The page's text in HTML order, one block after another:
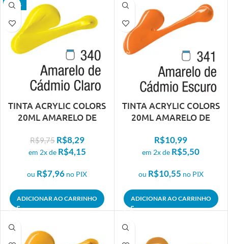
- 15%
TINTA ACRYLIC COLORS
20ML AMARELO DE
R$9,75 R$8,29
em 2x de R$4,15
ou R$7,96 no PIX
ADICIONAR AO CARRINHO
TINTA ACRYLIC COLORS
20ML AMARELO DE
R$10,99
em 2x de R$5,50
ou R$10,55 no PIX
ADICIONAR AO CARRINHO